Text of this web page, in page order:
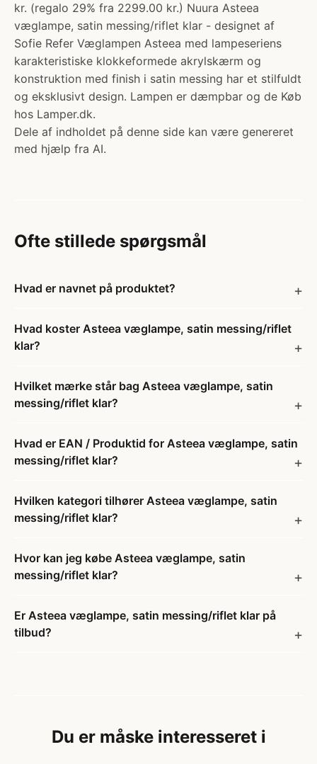
kr. (regalo 29% fra 2299.00 kr.) Nuura Asteea
væglampe, satin messing/riflet klar - designet af
Sofie Refer Væglampen Asteea med lampeseriens
karakteristiske klokkeformede akrylskærm og
konstruktion med finish i satin messing har et stilfuldt
og eksklusivt design. Lampen er dæmpbar og de Køb
hos Lamper.dk.
Dele af indholdet på denne side kan være genereret
med hjælp fra AI.
Ofte stillede spørgsmål
Hvad er navnet på produktet?
Hvad koster Asteea væglampe, satin messing/riflet
klar?
Hvilket mærke står bag Asteea væglampe, satin
messing/riflet klar?
Hvad er EAN / Produktid for Asteea væglampe, satin
messing/riflet klar?
Hvilken kategori tilhører Asteea væglampe, satin
messing/riflet klar?
Hvor kan jeg købe Asteea væglampe, satin
messing/riflet klar?
Er Asteea væglampe, satin messing/riflet klar på
tilbud?
Du er måske interesseret i